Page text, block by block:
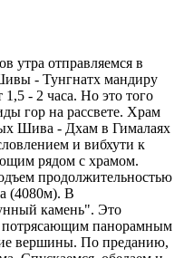
утра отправляемся в
- Тунгнатх мандиру
- 2 часа. Но это того
гор на рассвете. Храм
Шива - Дхам в Гималаях
и вибхути к
рядом с храмом.
продолжительностью
(4080м). В
камень". Это
потрясающим панорамным
вершины. По преданию,